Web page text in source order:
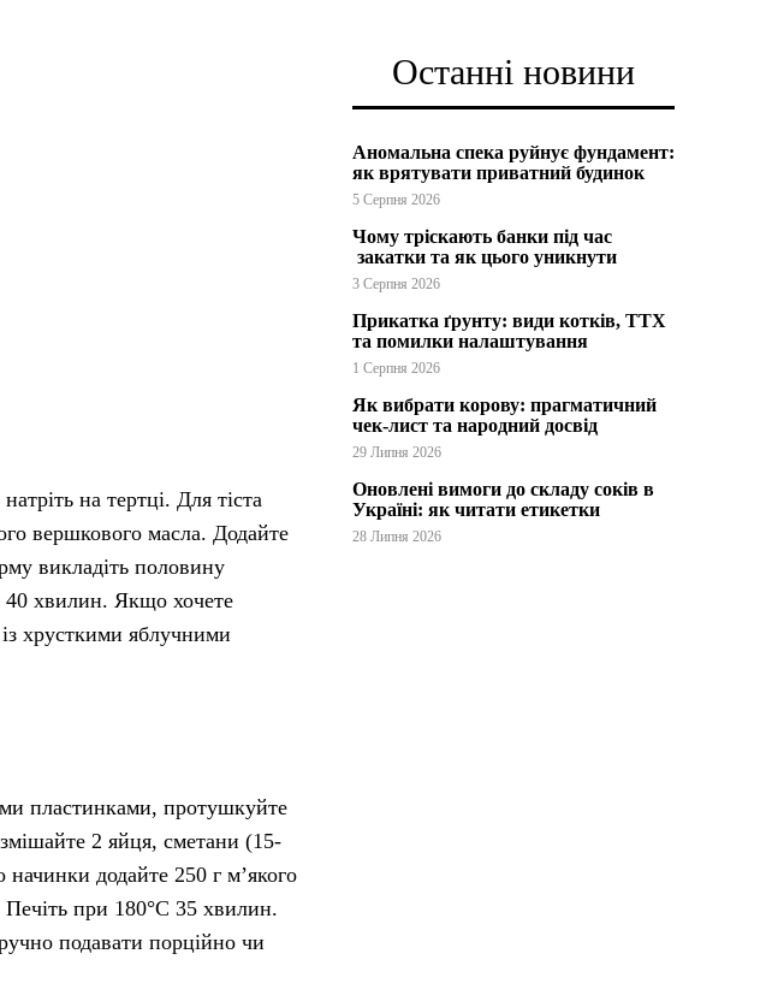
на тертці. Для тіста
вершкового масла. Додайте
викладіть половину
40 хвилин. Якщо хочете
хрусткими яблучними
пластинками, протушкуйте
2 яйця, сметани (15-
додайте 250 г м’якого
при 180°C 35 хвилин.
подавати порційно чи
Останні новини
Аномальна спека руйнує фундамент:
як врятувати приватний будинок
5 Серпня 2026
Чому тріскають банки під час
закатки та як цього уникнути
3 Серпня 2026
Прикатка ґрунту: види котків, ТТХ
та помилки налаштування
1 Серпня 2026
Як вибрати корову: прагматичний
чек-лист та народний досвід
29 Липня 2026
Оновлені вимоги до складу соків в
Україні: як читати етикетки
28 Липня 2026